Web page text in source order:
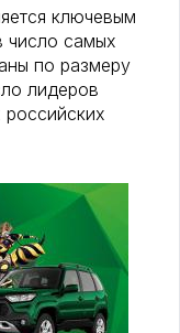
ключевым
число самых
по размеру
лидеров